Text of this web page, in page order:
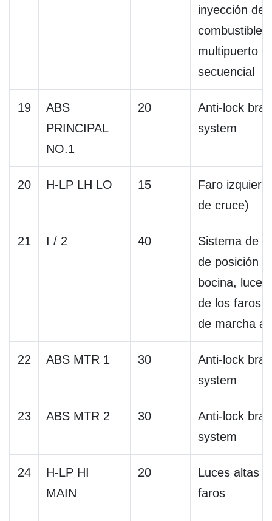
inyección de
combustible
multipuerto
secuencial
19
ABS
PRINCIPAL
NO.1
20
Anti-lock
system
20 H-LP LH LO 15
Faro
de cruce)
21 I / 2 40
Sistema de
de posición P,
bocina, luces
de los faros,
de marcha
22 ABS MTR 1 30
Anti-lock
system
23 ABS MTR 2 30
Anti-lock
system
24
H-LP HI
MAIN
20
Luces altas
faros